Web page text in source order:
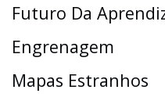
Futuro Da
Engrenagem
Mapas Estranhos